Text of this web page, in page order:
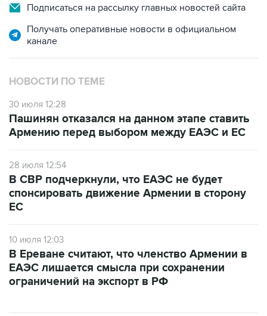
Подписаться на рассылку главных новостей сайта
Получать оперативные новости в официальном
канале
НОВОСТИ ПО ТЕМЕ
30 июля 12:28
Пашинян отказался на данном этапе ставить
Армению перед выбором между ЕАЭС и ЕС
28 июля 12:54
В СВР подчеркнули, что ЕАЭС не будет
спонсировать движение Армении в сторону
ЕС
10 июля 12:03
В Ереване считают, что членство Армении в
ЕАЭС лишается смысла при сохранении
ограничений на экспорт в РФ